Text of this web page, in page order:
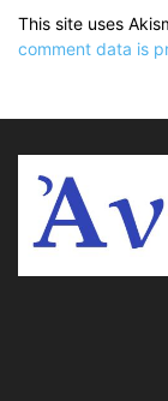
This site uses
comment data is